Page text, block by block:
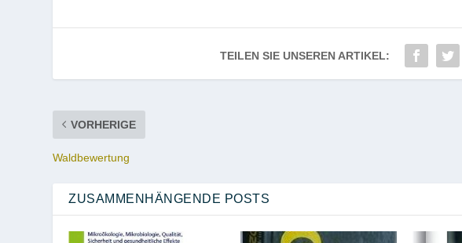
TEILEN SIE UNSEREN ARTIKEL:
VORHERIGE
Waldbewertung
ZUSAMMENHÄNGENDE POSTS